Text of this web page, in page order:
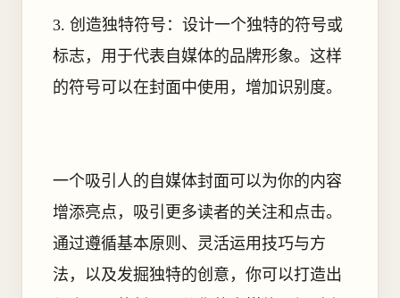
3. 创造独特符号：设计一个独特的符号或
标志，用于代表自媒体的品牌形象。这样
的符号可以在封面中使用，增加识别度。
一个吸引人的自媒体封面可以为你的内容
增添亮点，吸引更多读者的关注和点击。
通过遵循基本原则、灵活运用技巧与方
法，以及发掘独特的创意，你可以打造出